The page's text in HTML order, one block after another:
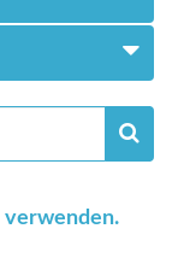
verwenden.